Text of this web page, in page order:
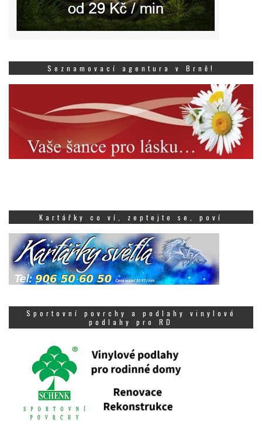
Seznamovací agentura v Brně!
Kartářky co ví, zeptejte se, poví
Sportovní povrchy a podlahy vinylové
podlahy pro RD